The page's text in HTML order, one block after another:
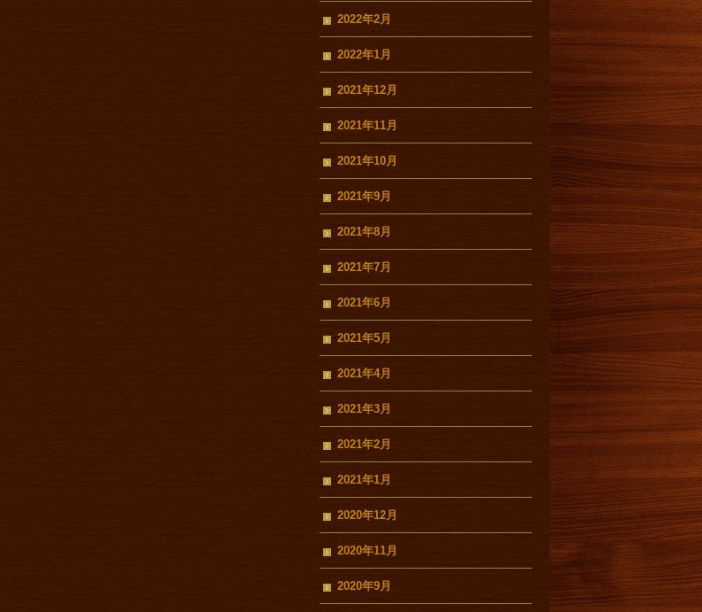
2022年2月
2022年1月
2021年12月
2021年11月
2021年10月
2021年9月
2021年8月
2021年7月
2021年6月
2021年5月
2021年4月
2021年3月
2021年2月
2021年1月
2020年12月
2020年11月
2020年9月